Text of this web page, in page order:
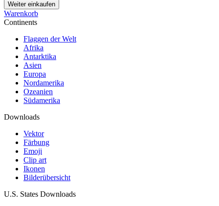
Weiter einkaufen
Warenkorb
Continents
Flaggen der Welt
Afrika
Antarktika
Asien
Europa
Nordamerika
Ozeanien
Südamerika
Downloads
Vektor
Färbung
Emoji
Clip art
Ikonen
Bilderübersicht
U.S. States Downloads